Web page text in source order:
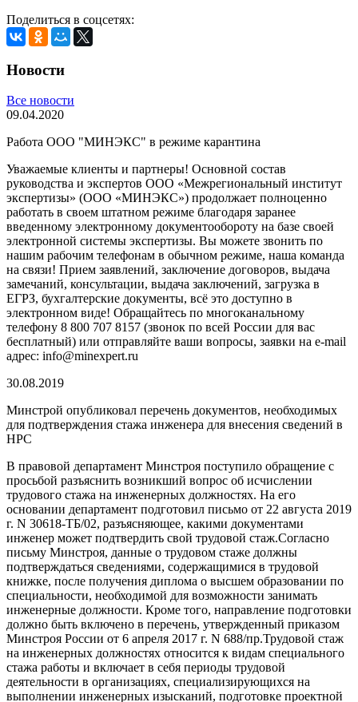
Поделиться в соцсетях:
Новости
Все новости
09.04.2020
Работа ООО "МИНЭКС" в режиме карантина
Уважаемые клиенты и партнеры! Основной состав
руководства и экспертов ООО «Межрегиональный институт
экспертизы» (ООО «МИНЭКС») продолжает полноценно
работать в своем штатном режиме благодаря заранее
введенному электронному документообороту на базе своей
электронной системы экспертизы. Вы можете звонить по
нашим рабочим телефонам в обычном режиме, наша команда
на связи! Прием заявлений, заключение договоров, выдача
замечаний, консультации, выдача заключений, загрузка в
ЕГРЗ, бухгалтерские документы, всё это доступно в
электронном виде! Обращайтесь по многоканальному
телефону 8 800 707 8157 (звонок по всей России для вас
бесплатный) или отправляйте ваши вопросы, заявки на e-mail
адрес: info@minexpert.ru
30.08.2019
Минстрой опубликовал перечень документов, необходимых
для подтверждения стажа инженера для внесения сведений в
НРС
В правовой департамент Минстроя поступило обращение с
просьбой разъяснить возникший вопрос об исчислении
трудового стажа на инженерных должностях. На его
основании департамент подготовил письмо от 22 августа 2019
г. N 30618-ТБ/02, разъясняющее, какими документами
инженер может подтвердить свой трудовой стаж.Согласно
письму Минстроя, данные о трудовом стаже должны
подтверждаться сведениями, содержащимися в трудовой
книжке, после получения диплома о высшем образовании по
специальности, необходимой для возможности занимать
инженерные должности. Кроме того, направление подготовки
должно быть включено в перечень, утвержденный приказом
Минстроя России от 6 апреля 2017 г. N 688/пр.Трудовой стаж
на инженерных должностях относится к видам специального
стажа работы и включает в себя периоды трудовой
деятельности в организациях, специализирующихся на
выполнении инженерных изысканий, подготовке проектной